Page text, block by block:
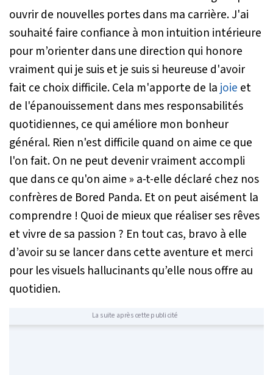
ouvrir de nouvelles portes dans ma carrière. J'ai
souhaité faire confiance à mon intuition intérieure
pour m’orienter dans une direction qui honore
vraiment qui je suis et je suis si heureuse d'avoir
fait ce choix difficile. Cela m'apporte de la joie et
de l'épanouissement dans mes responsabilités
quotidiennes, ce qui améliore mon bonheur
général. Rien n'est difficile quand on aime ce que
l'on fait. On ne peut devenir vraiment accompli
que dans ce qu'on aime » a-t-elle déclaré chez nos
confrères de Bored Panda. Et on peut aisément la
comprendre ! Quoi de mieux que réaliser ses rêves
et vivre de sa passion ? En tout cas, bravo à elle
d’avoir su se lancer dans cette aventure et merci
pour les visuels hallucinants qu’elle nous offre au
quotidien.
La suite après cette publicité